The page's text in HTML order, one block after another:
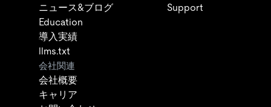
ニュース&ブログ
Education
導入実績
llms.txt
Support
会社関連
会社概要
キャリア